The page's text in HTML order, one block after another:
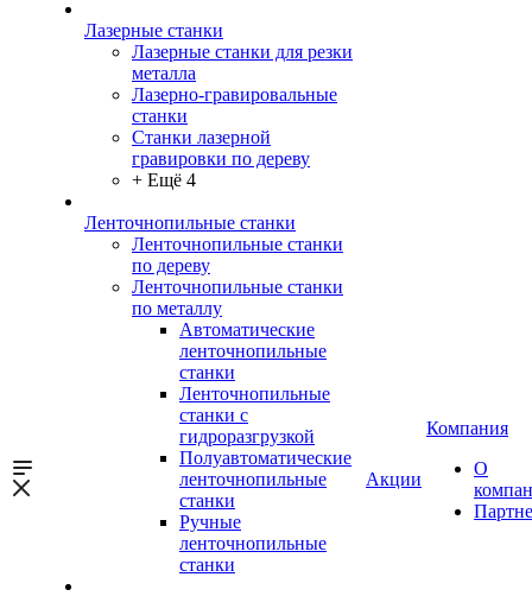
Лазерные станки
Лазерные станки для резки
металла
Лазерно-гравировальные
станки
Станки лазерной
гравировки по дереву
+ Ещё 4
Ленточнопильные станки
Ленточнопильные станки
по дереву
Ленточнопильные станки
по металлу
Автоматические
ленточнопильные
станки
Ленточнопильные
станки с
гидроразгрузкой
Полуавтоматические
ленточнопильные
станки
Ручные
ленточнопильные
станки
Акции
Компания
О